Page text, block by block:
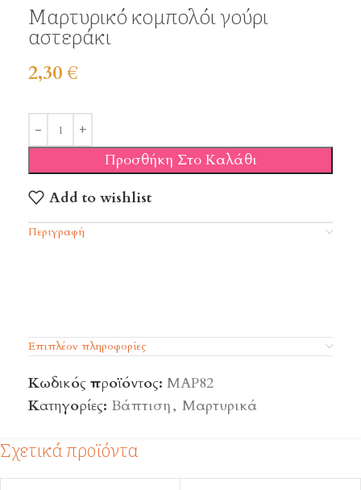
Μαρτυρικό κομπολόι γούρι
αστεράκι
2,30€
Προσθήκη Στο Καλάθι
Add to wishlist
Περιγραφή
Επιπλέον πληροφορίες
Κωδικός προϊόντος: ΜΑΡ82
Κατηγορίες: Βάπτιση, Μαρτυρικά
Σχετικά προϊόντα